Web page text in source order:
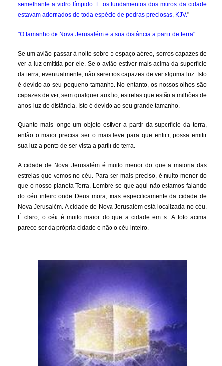
semelhante a vidro límpido. E os fundamentos dos muros da cidade
estavam adornados de toda espécie de pedras preciosas, KJV."
"O tamanho de Nova Jerusalém e a sua distância a partir de terra"
Se um avião passar à noite sobre o espaço aéreo, somos capazes de
ver a luz emitida por ele. Se o avião estiver mais acima da superfície
da terra, eventualmente, não seremos capazes de ver alguma luz. Isto
é devido ao seu pequeno tamanho. No entanto, os nossos olhos são
capazes de ver, sem qualquer auxílio, estrelas que estão a milhões de
anos-luz de distância. Isto é devido ao seu grande tamanho.
Quanto mais longe um objeto estiver a partir da superfície da terra,
então o maior precisa ser o mais leve para que enfim, possa emitir
sua luz a ponto de ser vista a partir de terra.
A cidade de Nova Jerusalém é muito menor do que a maioria das
estrelas que vemos no céu. Para ser mais preciso, é muito menor do
que o nosso planeta Terra. Lembre-se que aqui não estamos falando
do céu inteiro onde Deus mora, mas especificamente da cidade de
Nova Jerusalém. A cidade de Nova Jerusalém está localizada no céu.
É claro, o céu é muito maior do que a cidade em si. A foto acima
parece ser da própria cidade e não o céu inteiro.